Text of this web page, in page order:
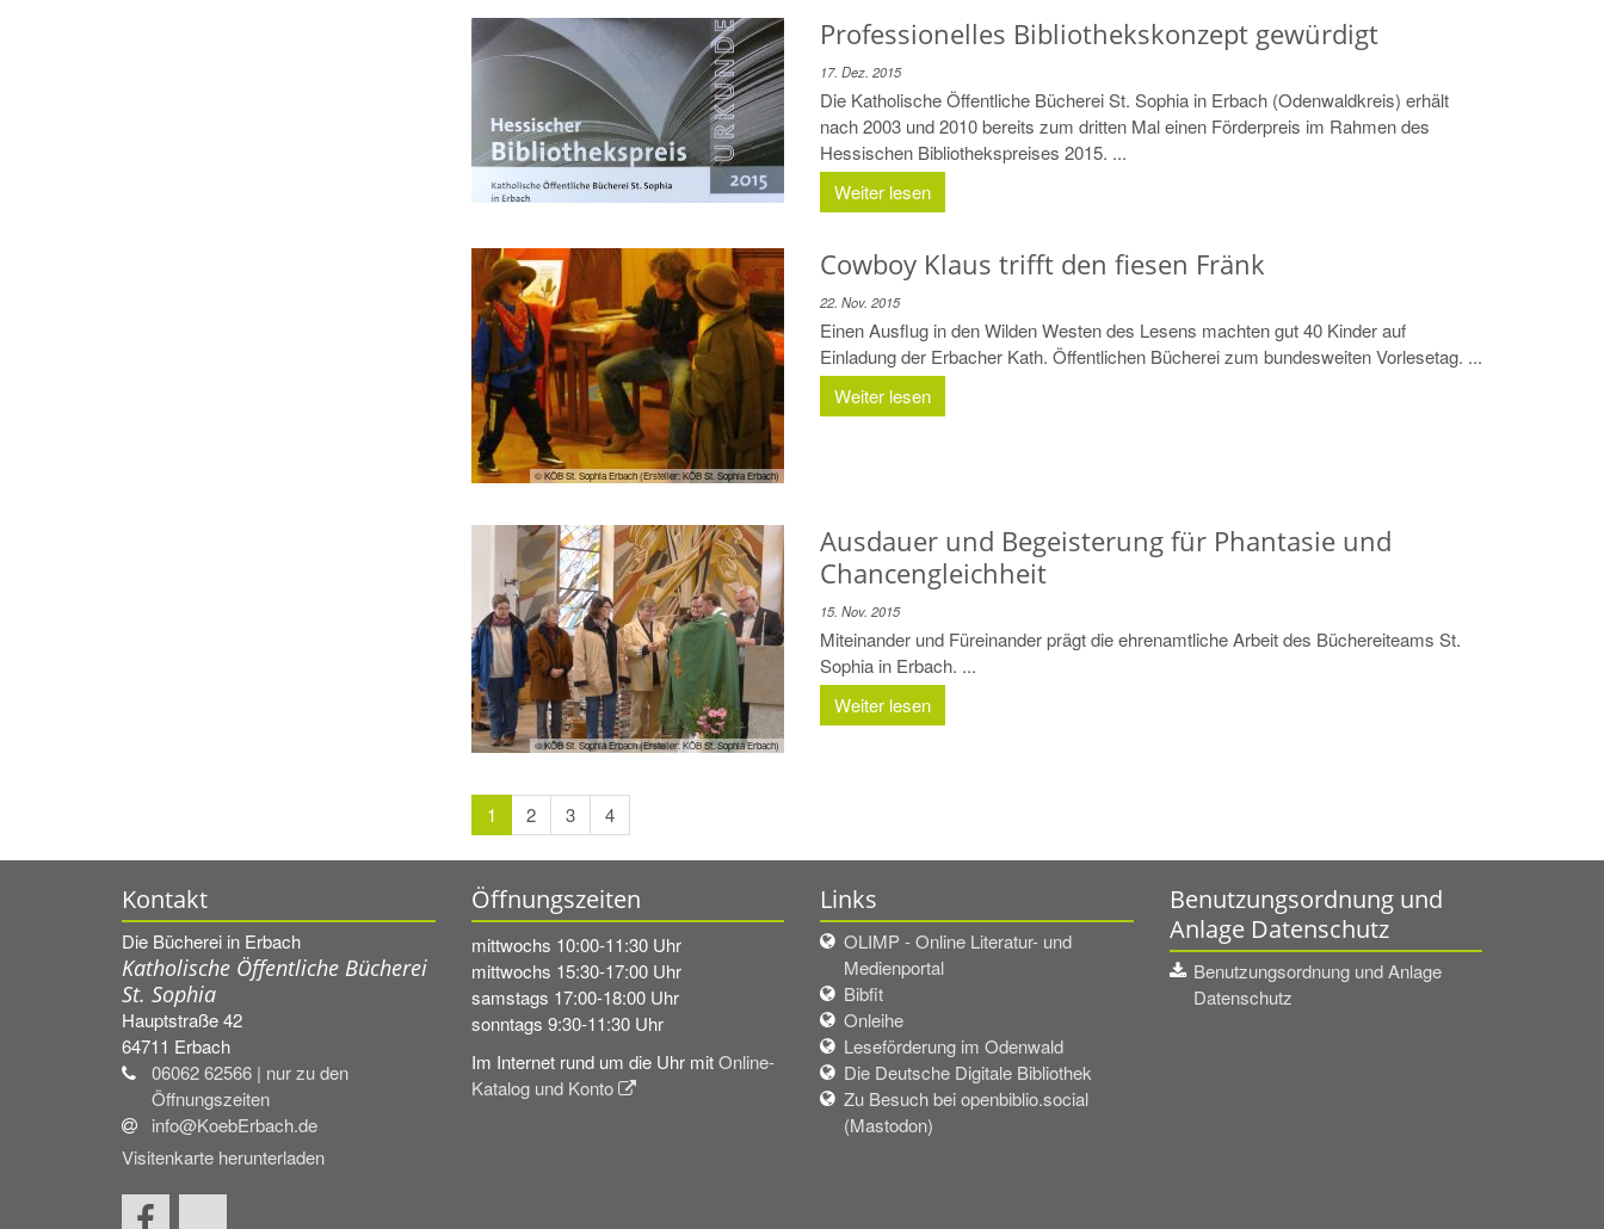
Professionelles Bibliothekskonzept gewürdigt
17. Dez. 2015
Die Katholische Öffentliche Bücherei St. Sophia in Erbach (Odenwaldkreis) erhält
nach 2003 und 2010 bereits zum dritten Mal einen Förderpreis im Rahmen des
Hessischen Bibliothekspreises 2015. ...
Weiter lesen
© KÖB St. Sophia Erbach (Ersteller: KÖB St. Sophia Erbach)
Cowboy Klaus trifft den fiesen Fränk
22. Nov. 2015
Einen Ausflug in den Wilden Westen des Lesens machten gut 40 Kinder auf
Einladung der Erbacher Kath. Öffentlichen Bücherei zum bundesweiten Vorlesetag. ...
Weiter lesen
© KÖB St. Sophia Erbach (Ersteller: KÖB St. Sophia Erbach)
Ausdauer und Begeisterung für Phantasie und
Chancengleichheit
15. Nov. 2015
Miteinander und Füreinander prägt die ehrenamtliche Arbeit des Büchereiteams St.
Sophia in Erbach. ...
Weiter lesen
1 2 3 4
Kontakt
Die Bücherei in Erbach
Katholische Öffentliche Bücherei
St. Sophia
Hauptstraße 42
64711 Erbach
06062 62566 | nur zu den
Öffnungszeiten
info@KoebErbach.de
Visitenkarte herunterladen
Öffnungszeiten
mittwochs 10:00-11:30 Uhr
mittwochs 15:30-17:00 Uhr
samstags 17:00-18:00 Uhr
sonntags 9:30-11:30 Uhr
Im Internet rund um die Uhr mitOnline-
Katalog und Konto
Links
OLIMP - Online Literatur- und
Medienportal
Bibfit
Onleihe
Leseförderung im Odenwald
Die Deutsche Digitale Bibliothek
Zu Besuch bei openbiblio.social
(Mastodon)
Benutzungsordnung und
Anlage Datenschutz
Benutzungsordnung und Anlage
Datenschutz